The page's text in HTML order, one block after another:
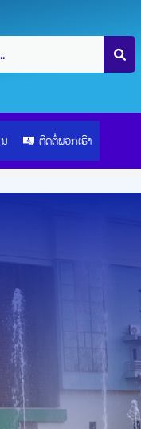
ຕິດຕໍ່ພວກເຮົາ